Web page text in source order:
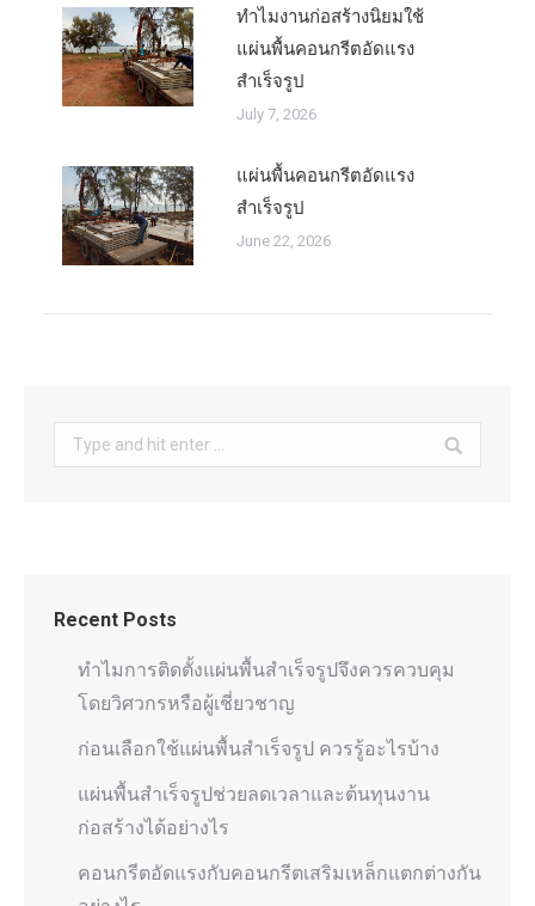
ทำไมงานก่อสร้างนิยมใช้
แผ่นพื้นคอนกรีตอัดแรง
สำเร็จรูป
July 7, 2026
แผ่นพื้นคอนกรีตอัดแรง
สำเร็จรูป
June 22, 2026
Search:
Recent Posts
ทำไมการติดตั้งแผ่นพื้นสำเร็จรูปจึงควรควบคุม
โดยวิศวกรหรือผู้เชี่ยวชาญ
ก่อนเลือกใช้แผ่นพื้นสำเร็จรูป ควรรู้อะไรบ้าง
แผ่นพื้นสำเร็จรูปช่วยลดเวลาและต้นทุนงาน
ก่อสร้างได้อย่างไร
คอนกรีตอัดแรงกับคอนกรีตเสริมเหล็กแตกต่างกัน